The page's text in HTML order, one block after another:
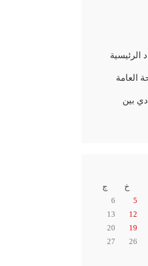
الرئيسية
العامة
بين
خ
ج
5
6
12
13
19
20
26
27